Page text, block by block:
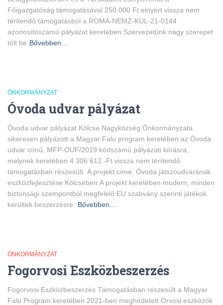
Főigazgatóság támogatásával 250.000 Ft elnyert vissza nem
térítendő támogatásból a ROMA-NEMZ-KUL-21-0144
azonosítószámú pályázat keretében.Szervezetünk nagy szerepet
tölt be Bővebben…
ÖNKORMÁNYZAT
Óvoda udvar pályázat
Óvoda udvar pályázat Kölcse Nagyközség Önkormányzata
sikeresen pályázott a Magyar Falu program keretében az Óvoda
udvar című, MFP-OUF/2019 kódszámú pályázati kiírásra,
melynek keretében 4 306 612.-Ft vissza nem térítendő
támogatásban részesült. A projekt címe: Óvoda játszóudvarának
eszközfejlesztése Kölcsében A projekt keretében modern, minden
biztonsági szempontból megfelelő EU szabvány szerinti játékok
kerültek beszerzésre: Bővebben…
ÖNKORMÁNYZAT
Fogorvosi Eszközbeszerzés
Fogorvosi Eszközbeszerzés Támogatásban részesült a Magyar
Falu Program keretében 2021-ben meghirdetett Orvosi eszközök